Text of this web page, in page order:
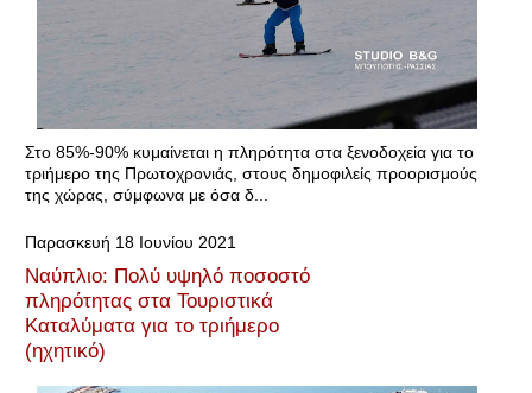
Στο 85%-90% κυμαίνεται η πληρότητα στα ξενοδοχεία για το
τριήμερο της Πρωτοχρονιάς, στους δημοφιλείς προορισμούς
της χώρας, σύμφωνα με όσα δ...
Παρασκευή 18 Ιουνίου 2021
Ναύπλιο: Πολύ υψηλό ποσοστό
πληρότητας στα Τουριστικά
Καταλύματα για το τριήμερο
(ηχητικό)